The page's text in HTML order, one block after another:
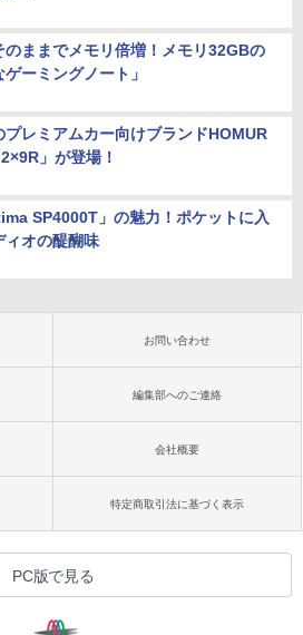
のままでメモリ倍増！メモリ32GBの
ゲーミングノート」
プレミアムカー向けブランドHOMUR
」が登場！
SP4000T」の魅力！ポケットに入
ィオの醍醐味
お問い合わせ
編集部へのご連絡
会社概要
特定商取引法に基づく表示
PC版で見る